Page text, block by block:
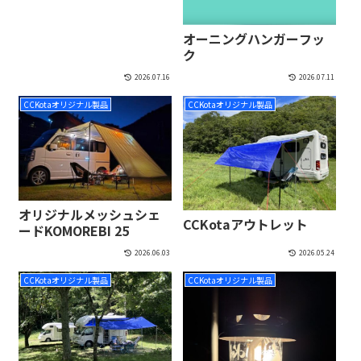
2026.07.16
オーニングハンガーフッ
ク
2026.07.11
CCKotaオリジナル製品
オリジナルメッシュシェ
ードKOMOREBI 25
2026.06.03
CCKotaオリジナル製品
CCKotaアウトレット
2026.05.24
CCKotaオリジナル製品 CCKotaオリジナル製品